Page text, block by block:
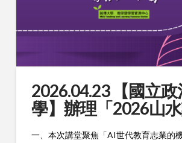
2026.04.23 【國立
學】辦理「2026山水
一、本次講堂聚焦「AI世代教育志業的